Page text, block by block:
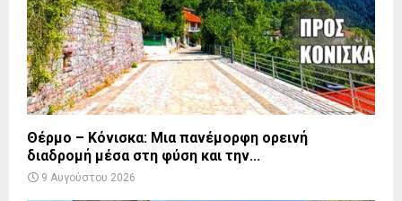
Θέρμο – Κόνισκα: Μια πανέμορφη ορεινή
διαδρομή μέσα στη φύση και την...
9 Αυγούστου 2026